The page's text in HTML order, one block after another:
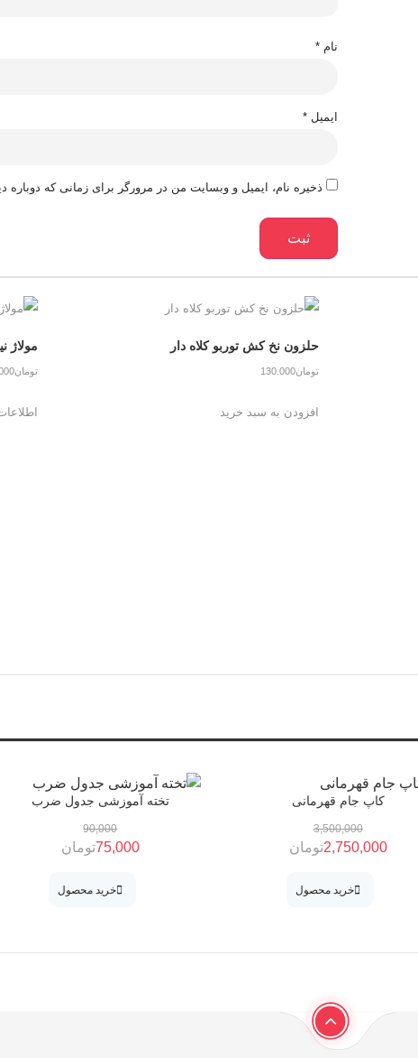
نام *
ایمیل *
ذخیره نام، ایمیل و وبسایت من در مرورگر برای زمانی که دوباره
حلزون نخ کش توربو کلاه دار
تومان130.000
افزودن به سبد خرید
مولاژ
تومان
کاپ جام قهرمانی
3,500,000
2,750,000تومان
خرید محصول
تخته آموزشی جدول ضرب
90,000
75,000تومان
خرید محصول